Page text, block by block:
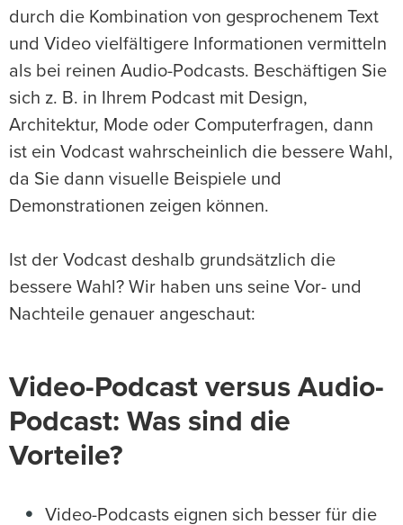
durch die Kombination von gesprochenem Text
und Video vielfältigere Informationen vermitteln
als bei reinen Audio-Podcasts. Beschäftigen Sie
sich z. B. in Ihrem Podcast mit Design,
Architektur, Mode oder Computerfragen, dann
ist ein Vodcast wahrscheinlich die bessere Wahl,
da Sie dann visuelle Beispiele und
Demonstrationen zeigen können.
Ist der Vodcast deshalb grundsätzlich die
bessere Wahl? Wir haben uns seine Vor- und
Nachteile genauer angeschaut:
Video-Podcast versus Audio-
Podcast: Was sind die
Vorteile?
Video-Podcasts eignen sich besser für die